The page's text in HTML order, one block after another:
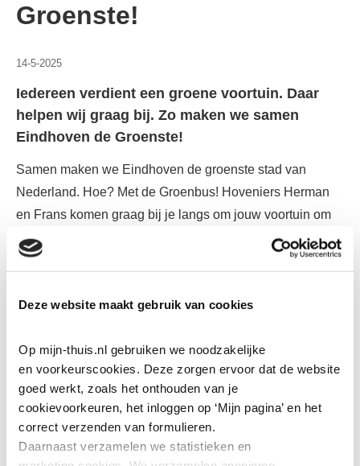
Deze website maakt gebruik van cookies
Op mijn-thuis.nl gebruiken we noodzakelijke
en voorkeurscookies. Deze zorgen ervoor dat de website
goed werkt, zoals het onthouden van je
cookievoorkeuren, het inloggen op ‘Mijn pagina’ en het
correct verzenden van formulieren.
Daarnaast verzamelen we statistieken en
Groenste!
14-5-2025
Iedereen verdient een groene voortuin. Daar
helpen wij graag bij. Zo maken we samen
Eindhoven de Groenste!
Samen maken we Eindhoven de groenste stad van
Nederland. Hoe? Met de Groenbus! Hoveniers Herman
en Frans komen graag bij je langs om jouw voortuin om
te toveren.
Hoveniers Herman en Frans komen graag langs
met de Groenbus
Tegels en zand eruit, nieuwe potgrond en planten
erin
De hovenier regelt alles
Jij hoeft alleen aanwezig te zijn
Het is helemaal gratis